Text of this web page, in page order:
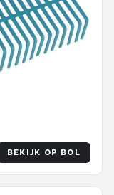
BEKIJK OP BOL